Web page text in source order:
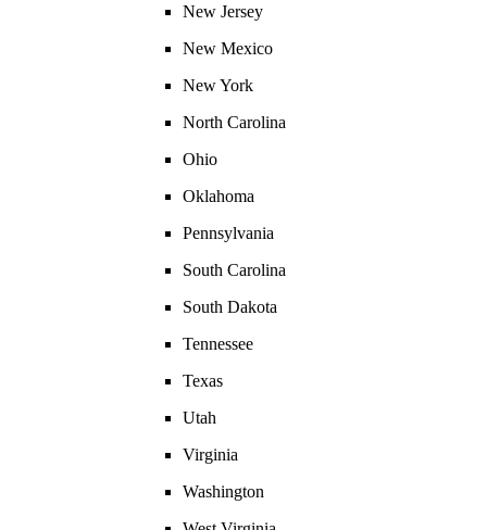
New Jersey
New Mexico
New York
North Carolina
Ohio
Oklahoma
Pennsylvania
South Carolina
South Dakota
Tennessee
Texas
Utah
Virginia
Washington